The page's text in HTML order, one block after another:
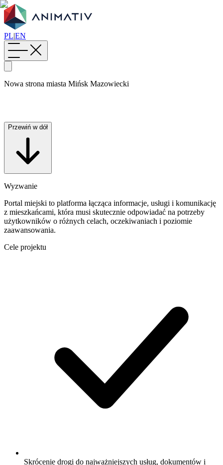
PL|EN
Nowa strona miasta Mińsk Mazowiecki
Przewiń w dół
Wyzwanie
Portal miejski to platforma łącząca informacje, usługi i komunikację
z mieszkańcami, która musi skutecznie odpowiadać na potrzeby
użytkowników o różnych celach, oczekiwaniach i poziomie
zaawansowania.
Cele projektu
Skrócenie drogi do najważniejszych usług, dokumentów i